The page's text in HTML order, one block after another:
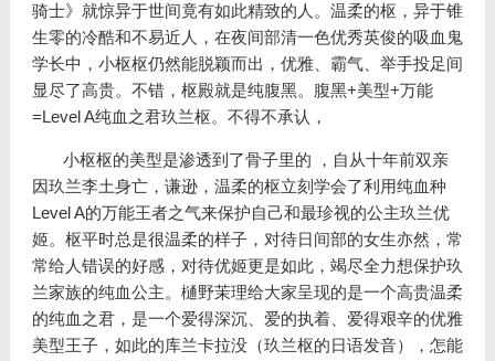
骑士》就惊异于世间竟有如此精致的人。温柔的枢，异于锥
生零的冷酷和不易近人，在夜间部清一色优秀英俊的吸血鬼
学长中，小枢枢仍然能脱颖而出，优雅、霸气、举手投足间
显尽了高贵。不错，枢殿就是纯腹黑。腹黑+美型+万能
=Level A纯血之君玖兰枢。不得不承认，
小枢枢的美型是渗透到了骨子里的 ，自从十年前双亲
因玖兰李土身亡，谦逊，温柔的枢立刻学会了利用纯血种
Level A的万能王者之气来保护自己和最珍视的公主玖兰优
姬。枢平时总是很温柔的样子，对待日间部的女生亦然，常
常给人错误的好感，对待优姬更是如此，竭尽全力想保护玖
兰家族的纯血公主。樋野茉理给大家呈现的是一个高贵温柔
的纯血之君，是一个爱得深沉、爱的执着、爱得艰辛的优雅
美型王子，如此的库兰卡拉没（玖兰枢的日语发音），怎能